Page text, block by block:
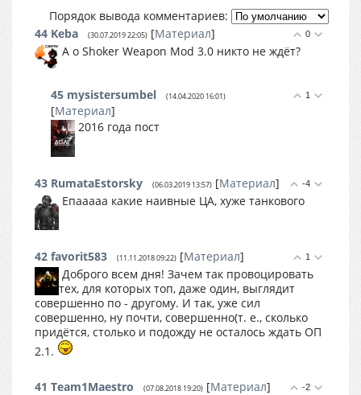
Порядок вывода комментариев:
0
44 Keba (30.07.2019 22:05) [Материал]
А о Shoker Weapon Mod 3.0 никто не ждёт?
1
45 mysistersumbel (14.04.2020 16:01)
[Материал]
2016 года пост
-4
43 RumataEstorsky (06.03.2019 13:57) [Материал]
Епааааа какие наивные ЦА, хуже танкового
1
42 favorit583 (11.11.2018 09:22) [Материал]
Доброго всем дня! Зачем так провоцировать
тех, для которых топ, даже один, выглядит
совершенно по - другому. И так, уже сил
совершенно, ну почти, совершенно(т. е., сколько
придётся, столько и подожду не осталось ждать ОП
2.1.
-2
41 Team1Maestro (07.08.2018 19:20) [Материал]